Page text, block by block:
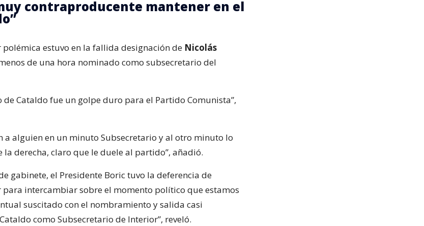
contraproducente mantener en el
estuvo en la fallida designación de Nicolás
de una hora nominado como subsecretario del
de Cataldo fue un golpe duro para el Partido Comunista”,
a alguien en un minuto Subsecretario y al otro minuto lo
derecha, claro que le duele al partido”, añadió.
gabinete, el Presidente Boric tuvo la deferencia de
para intercambiar sobre el momento político que estamos
suscitado con el nombramiento y salida casi
como Subsecretario de Interior”, reveló.